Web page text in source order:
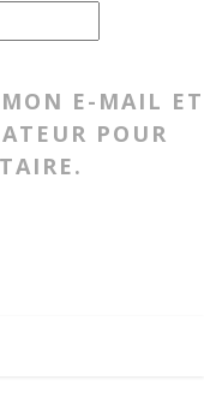
E-MAIL ET
POUR